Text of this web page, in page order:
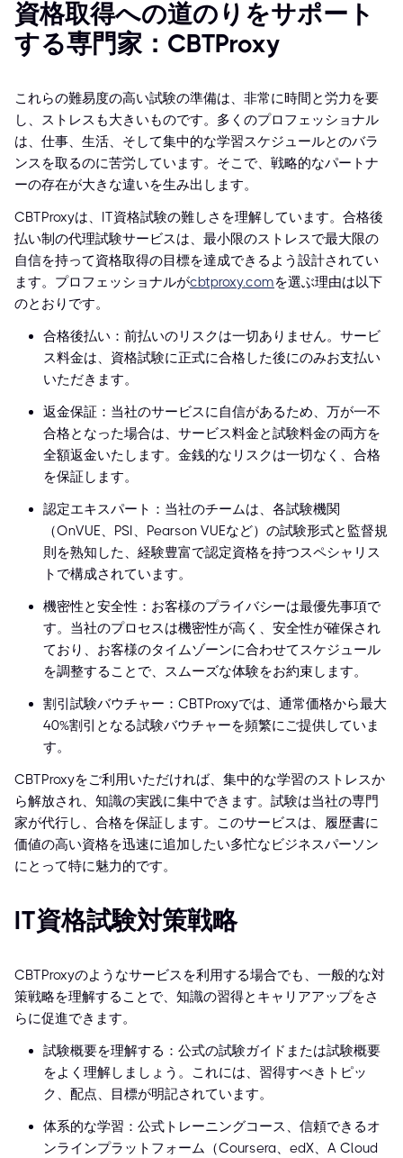
資格取得への道のりをサポート
する専門家：CBTProxy
これらの難易度の高い試験の準備は、非常に時間と労力を要
し、ストレスも大きいものです。多くのプロフェッショナル
は、仕事、生活、そして集中的な学習スケジュールとのバラ
ンスを取るのに苦労しています。そこで、戦略的なパートナ
ーの存在が大きな違いを生み出します。
CBTProxyは、IT資格試験の難しさを理解しています。合格後
払い制の代理試験サービスは、最小限のストレスで最大限の
自信を持って資格取得の目標を達成できるよう設計されてい
ます。プロフェッショナルがcbtproxy.comを選ぶ理由は以下
のとおりです。
合格後払い：前払いのリスクは一切ありません。サービ
ス料金は、資格試験に正式に合格した後にのみお支払い
いただきます。
返金保証：当社のサービスに自信があるため、万が一不
合格となった場合は、サービス料金と試験料金の両方を
全額返金いたします。金銭的なリスクは一切なく、合格
を保証します。
認定エキスパート：当社のチームは、各試験機関
（OnVUE、PSI、Pearson VUEなど）の試験形式と監督規
則を熟知した、経験豊富で認定資格を持つスペシャリス
トで構成されています。
機密性と安全性：お客様のプライバシーは最優先事項で
す。当社のプロセスは機密性が高く、安全性が確保され
ており、お客様のタイムゾーンに合わせてスケジュール
を調整することで、スムーズな体験をお約束します。
割引試験バウチャー：CBTProxyでは、通常価格から最大
40%割引となる試験バウチャーを頻繁にご提供していま
す。
CBTProxyをご利用いただければ、集中的な学習のストレスか
ら解放され、知識の実践に集中できます。試験は当社の専門
家が代行し、合格を保証します。このサービスは、履歴書に
価値の高い資格を迅速に追加したい多忙なビジネスパーソン
にとって特に魅力的です。
IT資格試験対策戦略
CBTProxyのようなサービスを利用する場合でも、一般的な対
策戦略を理解することで、知識の習得とキャリアアップをさ
らに促進できます。
試験概要を理解する：公式の試験ガイドまたは試験概要
をよく理解しましょう。これには、習得すべきトピッ
ク、配点、目標が明記されています。
体系的な学習：公式トレーニングコース、信頼できるオ
ンラインプラットフォーム（Coursera、edX、A Cloud